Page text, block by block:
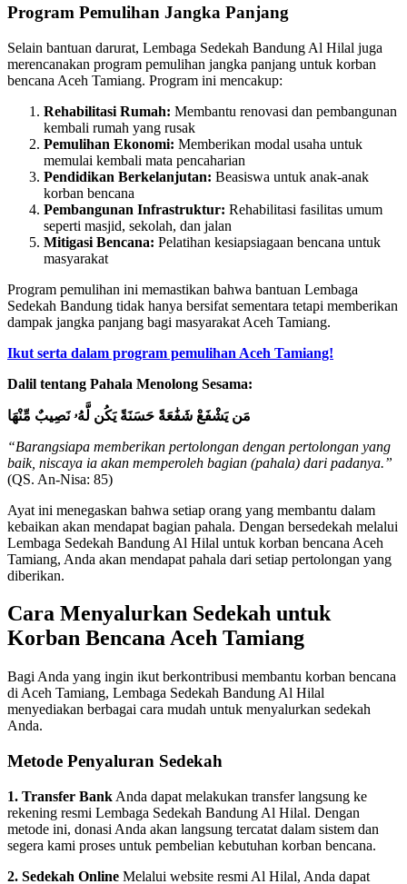
Program Pemulihan Jangka Panjang
Selain bantuan darurat, Lembaga Sedekah Bandung Al Hilal juga
merencanakan program pemulihan jangka panjang untuk korban
bencana Aceh Tamiang. Program ini mencakup:
Rehabilitasi Rumah: Membantu renovasi dan pembangunan
kembali rumah yang rusak
Pemulihan Ekonomi: Memberikan modal usaha untuk
memulai kembali mata pencaharian
Pendidikan Berkelanjutan: Beasiswa untuk anak-anak
korban bencana
Pembangunan Infrastruktur: Rehabilitasi fasilitas umum
seperti masjid, sekolah, dan jalan
Mitigasi Bencana: Pelatihan kesiapsiagaan bencana untuk
masyarakat
Program pemulihan ini memastikan bahwa bantuan Lembaga
Sedekah Bandung tidak hanya bersifat sementara tetapi memberikan
dampak jangka panjang bagi masyarakat Aceh Tamiang.
Ikut serta dalam program pemulihan Aceh Tamiang!
Dalil tentang Pahala Menolong Sesama:
مَن يَشْفَعْ شَفَٰعَةً حَسَنَةً يَكُن لَّهُۥ نَصِيبٌ مِّنْهَا
“Barangsiapa memberikan pertolongan dengan pertolongan yang
baik, niscaya ia akan memperoleh bagian (pahala) dari padanya.”
(QS. An-Nisa: 85)
Ayat ini menegaskan bahwa setiap orang yang membantu dalam
kebaikan akan mendapat bagian pahala. Dengan bersedekah melalui
Lembaga Sedekah Bandung Al Hilal untuk korban bencana Aceh
Tamiang, Anda akan mendapat pahala dari setiap pertolongan yang
diberikan.
Cara Menyalurkan Sedekah untuk
Korban Bencana Aceh Tamiang
Bagi Anda yang ingin ikut berkontribusi membantu korban bencana
di Aceh Tamiang, Lembaga Sedekah Bandung Al Hilal
menyediakan berbagai cara mudah untuk menyalurkan sedekah
Anda.
Metode Penyaluran Sedekah
1. Transfer Bank Anda dapat melakukan transfer langsung ke
rekening resmi Lembaga Sedekah Bandung Al Hilal. Dengan
metode ini, donasi Anda akan langsung tercatat dalam sistem dan
segera kami proses untuk pembelian kebutuhan korban bencana.
2. Sedekah Online Melalui website resmi Al Hilal, Anda dapat